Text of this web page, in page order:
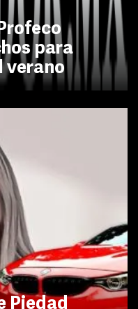
para
verano
Piedad